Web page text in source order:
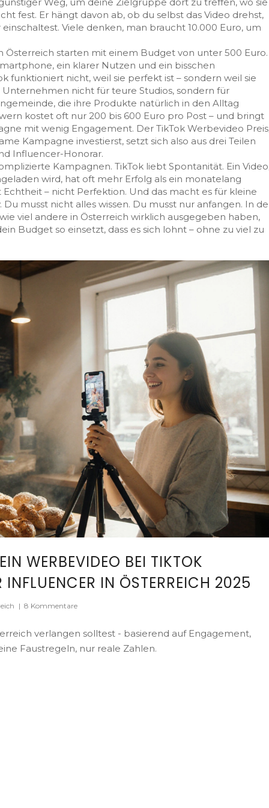
fest. Er hängt davon ab, ob du selbst das Video drehst,
Viele denken, man braucht 10.000 Euro, um
starten mit einem Budget von unter 500 Euro.
ein klarer Nutzen und ein bisschen
funktioniert nicht, weil sie perfekt ist – sondern weil sie
nicht für teure Studios, sondern für
die ihre Produkte natürlich in den Alltag
kostet oft nur 200 bis 600 Euro pro Post – und bringt
mit wenig Engagement. Der TikTok Werbevideo Preis
Kampagne investierst, setzt sich also aus drei Teilen
Influencer-Honorar.
Kampagnen. TikTok liebt Spontanität. Ein
wird, hat oft mehr Erfolg als ein monatelang
– nicht Perfektion. Und das macht es für kleine
musst nicht alles wissen. Du musst nur anfangen. In
viel andere in Österreich wirklich ausgegeben haben,
Budget so einsetzt, dass es sich lohnt – ohne zu viel zu
WERBEVIDEO BEI TIKTOK
INFLUENCER IN ÖSTERREICH 2025
| 8 Kommentare
verlangen solltest - basierend auf Engagement,
Faustregeln, nur reale Zahlen.